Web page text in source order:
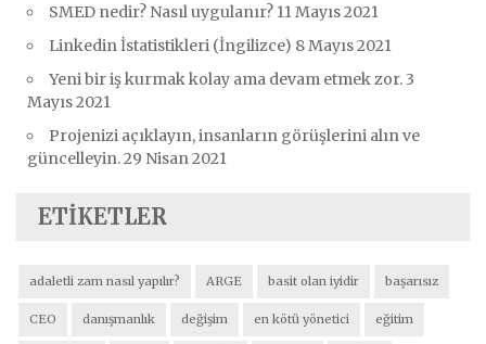
SMED nedir? Nasıl uygulanır? 11 Mayıs 2021
Linkedin İstatistikleri (İngilizce) 8 Mayıs 2021
Yeni bir iş kurmak kolay ama devam etmek zor.3
Mayıs 2021
Projenizi açıklayın, insanların görüşlerini alın ve
güncelleyin.29 Nisan 2021
ETIKETLER
adaletli zam nasıl yapılır? ARGE basit olan iyidir başarısız
CEO danışmanlık değişim en kötü yönetici eğitim